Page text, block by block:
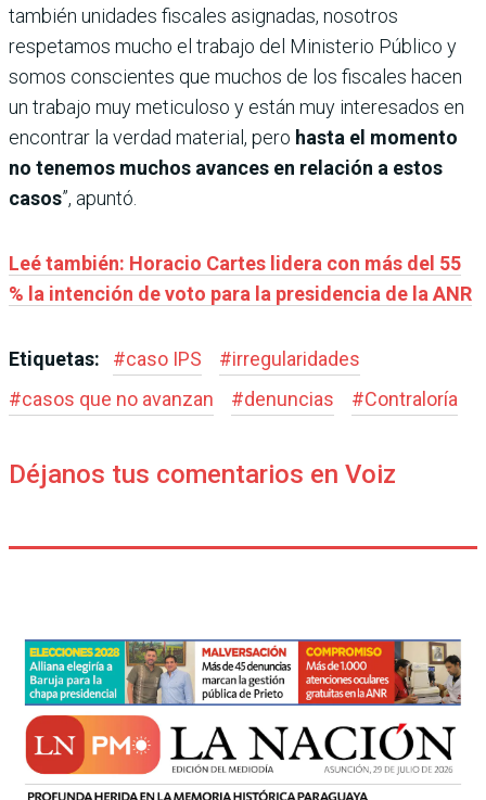
también unidades fiscales asignadas, nosotros
respetamos mucho el trabajo del Ministerio Público y
somos conscientes que muchos de los fiscales hacen
un trabajo muy meticuloso y están muy interesados en
encontrar la verdad material, pero hasta el momento
no tenemos muchos avances en relación a estos
casos”, apuntó.
Leé también: Horacio Cartes lidera con más del 55
% la intención de voto para la presidencia de la ANR
Etiquetas: #caso IPS #irregularidades
#casos que no avanzan #denuncias #Contraloría
Déjanos tus comentarios en Voiz